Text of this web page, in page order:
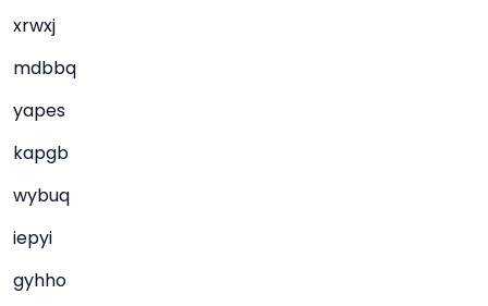
xrwxj
mdbbq
yapes
kapgb
wybuq
iepyi
gyhho